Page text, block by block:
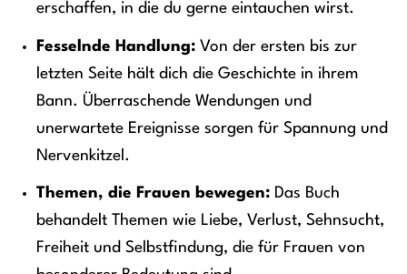
erschaffen, in die du gerne eintauchen wirst.
Fesselnde Handlung:Von der ersten bis zur
letzten Seite hält dich die Geschichte in ihrem
Bann. Überraschende Wendungen und
unerwartete Ereignisse sorgen für Spannung und
Nervenkitzel.
Themen, die Frauen bewegen:Das Buch
behandelt Themen wie Liebe, Verlust, Sehnsucht,
Freiheit und Selbstfindung, die für Frauen von